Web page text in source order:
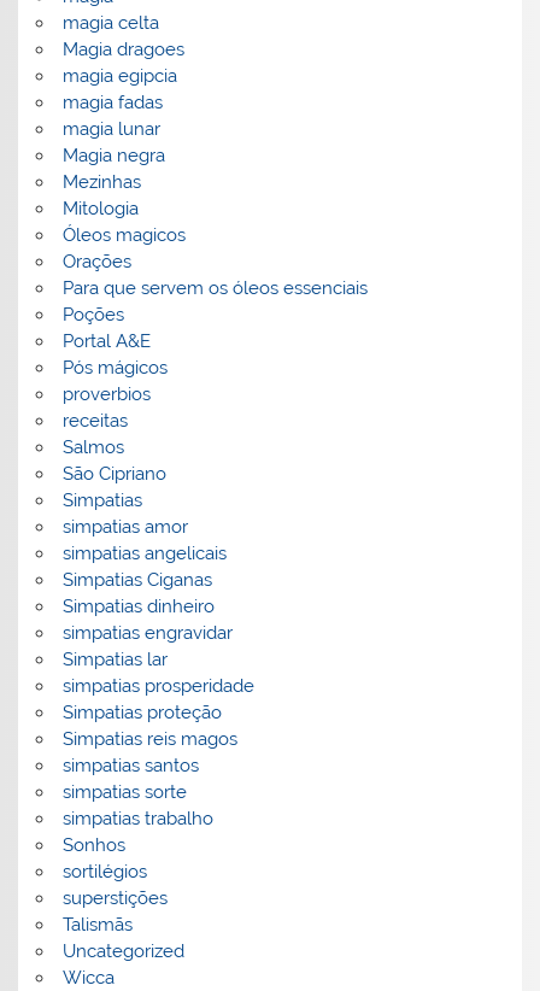
magia celta
Magia dragoes
magia egipcia
magia fadas
magia lunar
Magia negra
Mezinhas
Mitologia
Óleos magicos
Orações
Para que servem os óleos essenciais
Poções
Portal A&E
Pós mágicos
proverbios
receitas
Salmos
São Cipriano
Simpatias
simpatias amor
simpatias angelicais
Simpatias Ciganas
Simpatias dinheiro
simpatias engravidar
Simpatias lar
simpatias prosperidade
Simpatias proteção
Simpatias reis magos
simpatias santos
simpatias sorte
simpatias trabalho
Sonhos
sortilégios
superstições
Talismãs
Uncategorized
Wicca